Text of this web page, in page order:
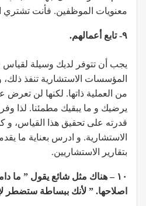
معنويات الموظفين. فأنت تشتري
٩- تابع أعمالهم.
يجب أن تتوفر لديك وسيلة
المؤسسات الاستشارية تنفذ
من العملية ذاتها. لكنها لن تعرض
يرضيك و ما يبقيك مطمئنا. لذا
قدرته على تحقيق هذا القياس، و
الاستشارية. و ادرس بعناية ما
بتقارير الاستشاريين.
١٠ – هناك مثل شائع يقول ” ما
اصلاحها. ” لأنك ببساطة ستضطر